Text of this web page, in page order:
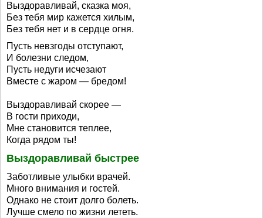
Выздоравливай, сказка моя,
Без тебя мир кажется хилым,
Без тебя нет и в сердце огня.
Пусть невзгоды отступают,
И болезни следом,
Пусть недуги исчезают
Вместе с жаром — бредом!
Выздоравливай скорее —
В гости приходи,
Мне становится теплее,
Когда рядом ты!
Выздоравливай быстрее
Заботливые улыбки врачей.
Много внимания и гостей.
Однако не стоит долго болеть.
Лучше смело по жизни лететь.